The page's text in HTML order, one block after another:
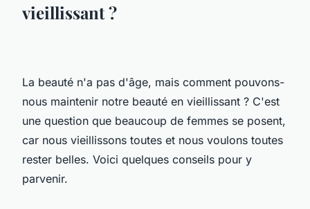
vieillissant ?
La beauté n'a pas d'âge, mais comment pouvons-
nous maintenir notre beauté en vieillissant ? C'est
une question que beaucoup de femmes se posent,
car nous vieillissons toutes et nous voulons toutes
rester belles. Voici quelques conseils pour y
parvenir.